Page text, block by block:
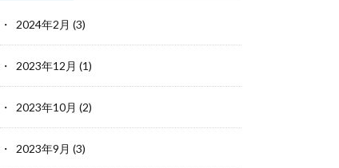
2024年2月 (3)
2023年12月 (1)
2023年10月 (2)
2023年9月 (3)